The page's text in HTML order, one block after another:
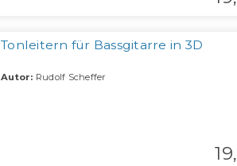
Tonleitern für Bassgitarre in 3D
Autor: Rudolf Scheffer
19,